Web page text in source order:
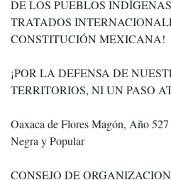
DE LOS PUEBLOS
TRATADOS
CONSTITUCIÓN MEXICANA!
¡POR LA DEFENSA DE
TERRITORIOS, NI UN PASO
Oaxaca de Flores Magón, Año
Negra y Popular
CONSEJO DE